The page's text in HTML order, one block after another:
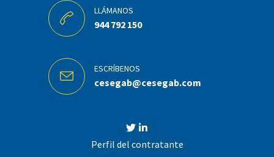
LLÁMANOS
944 792 150
ESCRÍBENOS
cesegab@cesegab.com
Perfil del contratante